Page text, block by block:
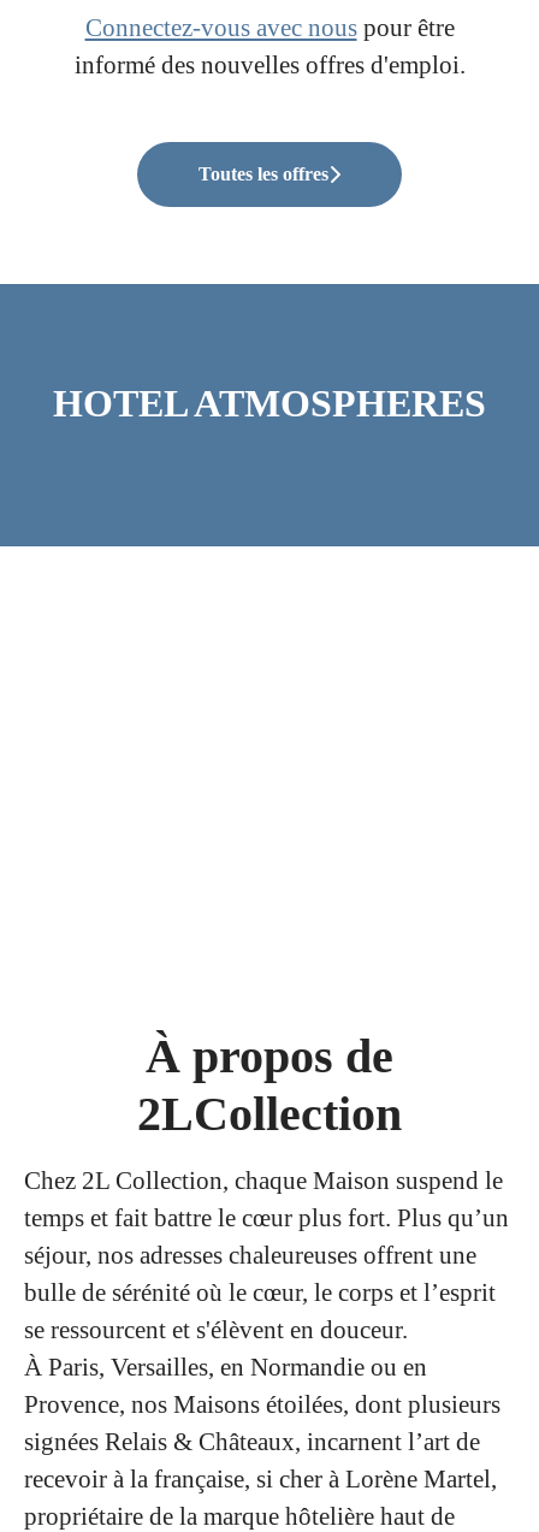
Connectez-vous avec nouspour être
informé des nouvelles offres d'emploi.
Toutes les offres
HOTEL ATMOSPHERES
À propos de
2LCollection
Chez 2L Collection, chaque Maison suspend le
temps et fait battre le cœur plus fort. Plus qu’un
séjour, nos adresses chaleureuses offrent une
bulle de sérénité où le cœur, le corps et l’esprit
se ressourcent et s'élèvent en douceur.
À Paris, Versailles, en Normandie ou en
Provence, nos Maisons étoilées, dont plusieurs
signées Relais & Châteaux, incarnent l’art de
recevoir à la française, si cher à Lorène Martel,
propriétaire de la marque hôtelière haut de